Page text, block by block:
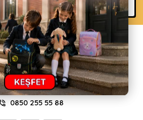
info@hupalupa.store
0850 255 55 88